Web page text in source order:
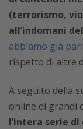
(terrorismo,
all’indomani
abbiamo già
rispetto di altre
A seguito della
online di grandi
l’intera serie